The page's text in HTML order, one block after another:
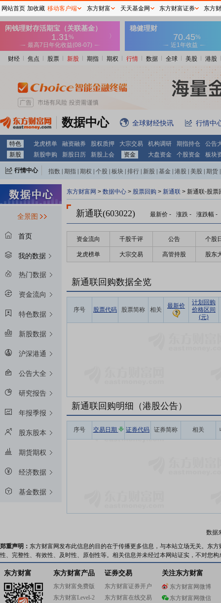
财经 焦点 股票 新股 期指 期权 行情 数据 全球 美股 港股
数据中心 全球财经快讯 行情中
特色 龙虎榜单 融资融券 股权质押 大宗交易 机构调研 期指持仓
公告
新股
新股申购 新股日历 新股上会 资金 大盘资金 个股资金 板块
行情中心 指数 期指 期权 个股 板块 排行 新股 基金 港股 美股 期货
全景图
首页
我的数据
热门数据
资金流向
特色数据
新股数据
沪深港通
公告大全
研究报告
年报季报
股东股本
期货期权
经济数据
基金数据
东方财富网 > 数据中心 > 股票回购 > 新通联 > 新通联-股票
新通联(603022) 最新价 - 涨跌 - 涨跌幅 -
资金流向 千股千评 公告 个股
龙虎榜单 大宗交易 高管持股 股东
新通联回购数据全览
序号 股票代码 股票简称 相关
最新价
计划回购
价格区间
(元)
新通联回购明细（港股公告）
序号 交易日期 证券代码 证券简称 相关
数据
郑重声明： 东方财富网发布此信息的目的在于传播更多信息，与本站立场无关。东
性、完整性、有效性、及时性、原创性等。相关信息并未经过本网站证实，不对您
东方财富 东方财富产品
东方财富免费版
东方财富Level-2
证券交易
东方财富证券开户
东方财富在线交易
关注东方财富
东方财富网微博
东方财富网微信
网站首页 加收藏 移动客户端 东方财富 天天基金网 东方财富证券 东方